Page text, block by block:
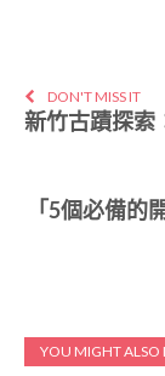
DON'T MISS IT
新竹古蹟探索
「5個必備
YOU MIGHT ALSO